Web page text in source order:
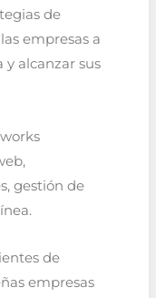
de
empresas a
alcanzar sus
gestión de
de
empresas